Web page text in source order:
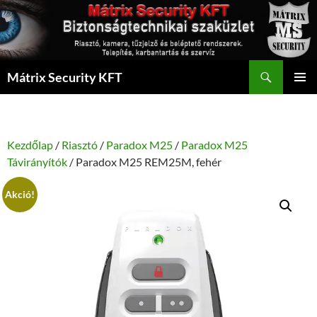
Kilépés
tartalomba
Mátrix Security KFT
Kezdőlap / Riasztó / Paradox M25 / Paradox M25
Távirányítók / Paradox M25 REM25M, fehér
Akció!